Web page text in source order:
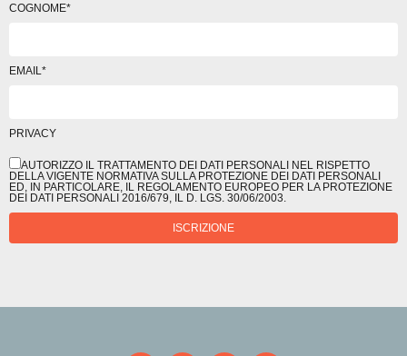
COGNOME*
EMAIL*
PRIVACY
AUTORIZZO IL TRATTAMENTO DEI DATI PERSONALI NEL RISPETTO
DELLA VIGENTE NORMATIVA SULLA PROTEZIONE DEI DATI PERSONALI
ED, IN PARTICOLARE, IL REGOLAMENTO EUROPEO PER LA PROTEZIONE
DEI DATI PERSONALI 2016/679, IL D. LGS. 30/06/2003.
ISCRIZIONE